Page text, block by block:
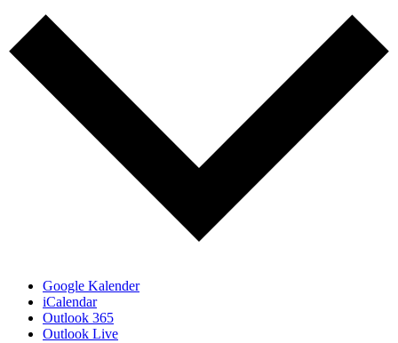
Google Kalender
iCalendar
Outlook 365
Outlook Live